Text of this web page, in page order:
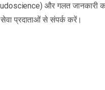
और गलत जानकारी
प्रदाताओं से संपर्क करें।